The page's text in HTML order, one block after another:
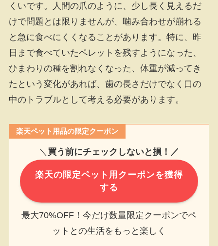
くいです。人間の爪のように、少し長く見えるだ
けで問題とは限りませんが、噛み合わせが崩れる
と急に食べにくくなることがあります。特に、昨
日まで食べていたペレットを残すようになった、
ひまわりの種を割れなくなった、体重が減ってき
たという変化があれば、歯の長さだけでなく口の
中のトラブルとして考える必要があります。
楽天ペット用品の限定クーポン
＼ 買う前にチェックしないと損！／
楽天の限定ペット用クーポンを獲得
する
最大70%OFF！今だけ数量限定クーポンでペ
ットとの生活をもっと楽しく